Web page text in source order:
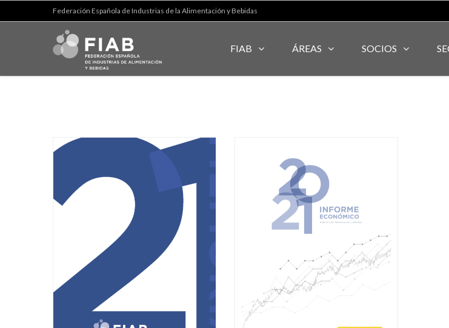
Federación Española de Industrias de la Alimentación y Bebidas
FIAB ÁREAS SOCIOS